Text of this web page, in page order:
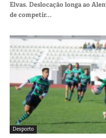
Elvas. Deslocação longa ao
de competir...
Desporto